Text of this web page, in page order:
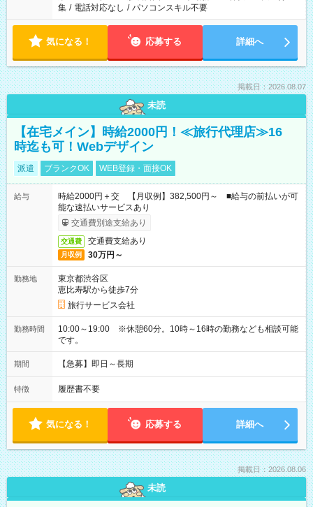
集 / 電話対応なし / パソコンスキル不要
気になる！ 応募する 詳細へ
掲載日：2026.08.07
未読
【在宅メイン】時給2000円！≪旅行代理店≫16
時迄も可！Webデザイン
派遣 ブランクOK WEB登録・面接OK
給与
時給2000円＋交 【月収例】382,500円～ ■給与の前払いが可
能な速払いサービスあり
交通費別途支給あり
交通費 交通費支給あり
月収例 30万円～
勤務地
東京都渋谷区
恵比寿駅から徒歩7分
旅行サービス会社
勤務時間
10:00～19:00 ※休憩60分。10時～16時の勤務なども相談可能
です。
期間 【急募】即日～長期
特徴 履歴書不要
気になる！ 応募する 詳細へ
掲載日：2026.08.06
未読